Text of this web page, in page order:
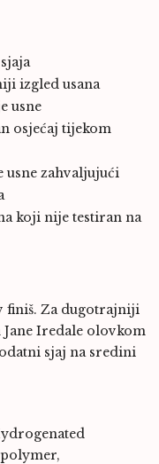
izgled usana
usne
osjećaj tijekom
zahvaljujući
koji nije testiran na
finiš. Za dugotrajniji
Iredale olovkom
sjaj na sredini